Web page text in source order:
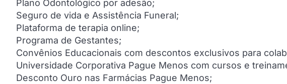
Plano Odontológico por adesão;
Seguro de vida e Assistência Funeral;
Plataforma de terapia online;
Programa de Gestantes;
Convênios Educacionais com descontos exclusivos para
Universidade Corporativa Pague Menos com cursos e
Desconto Ouro nas Farmácias Pague Menos;